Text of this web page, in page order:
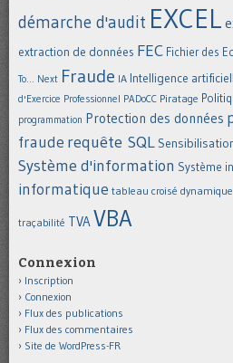
démarche d'audit EXCEL
extraction de données FEC Fichier des
To... Next Fraude IA Intelligence
d'Exercice Professionnel PADoCC Piratage
programmation Protection des données
fraude requête SQL
Système d'information Système
informatique tableau croisé dynamique
traçabilité TVA VBA
Connexion
Inscription
Connexion
Flux des publications
Flux des commentaires
Site de WordPress-FR